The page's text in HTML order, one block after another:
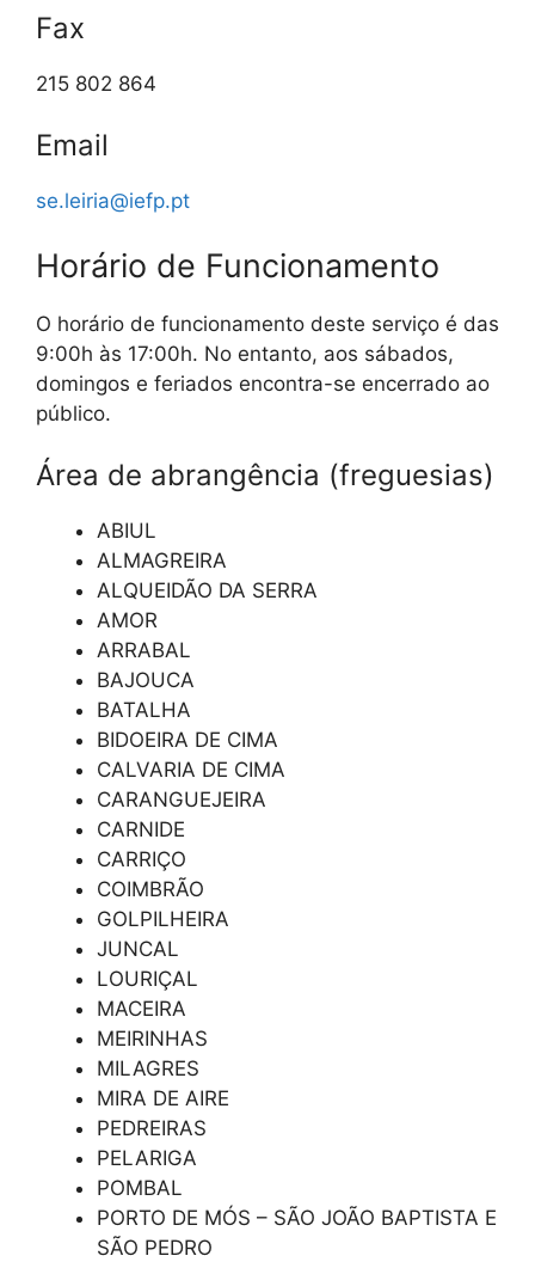
Fax
215 802 864
Email
se.leiria@iefp.pt
Horário de Funcionamento
O horário de funcionamento deste serviço é das
9:00h às 17:00h. No entanto, aos sábados,
domingos e feriados encontra-se encerrado ao
público.
Área de abrangência (freguesias)
ABIUL
ALMAGREIRA
ALQUEIDÃO DA SERRA
AMOR
ARRABAL
BAJOUCA
BATALHA
BIDOEIRA DE CIMA
CALVARIA DE CIMA
CARANGUEJEIRA
CARNIDE
CARRIÇO
COIMBRÃO
GOLPILHEIRA
JUNCAL
LOURIÇAL
MACEIRA
MEIRINHAS
MILAGRES
MIRA DE AIRE
PEDREIRAS
PELARIGA
POMBAL
PORTO DE MÓS – SÃO JOÃO BAPTISTA E
SÃO PEDRO